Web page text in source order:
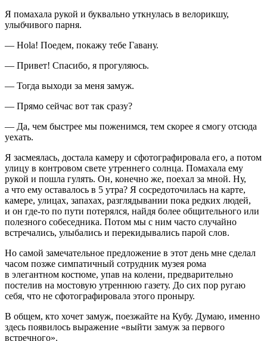
Я помахала рукой и буквально уткнулась в велорикшу,
улыбчивого парня.
— Hola! Поедем, покажу тебе Гавану.
— Привет! Спасибо, я прогуляюсь.
— Тогда выходи за меня замуж.
— Прямо сейчас вот так сразу?
— Да, чем быстрее мы поженимся, тем скорее я смогу отсюда
уехать.
Я засмеялась, достала камеру и сфотографировала его, а потом
улицу в контровом свете утреннего солнца. Помахала ему
рукой и пошла гулять. Он, конечно же, поехал за мной. Ну,
а что ему оставалось в 5 утра? Я сосредоточилась на карте,
камере, улицах, запахах, разглядывании пока редких людей,
и он где-то по пути потерялся, найдя более общительного или
полезного собеседника. Потом мы с ним часто случайно
встречались, улыбались и перекидывались парой слов.
Но самой замечательное предложение в этот день мне сделал
часом позже симпатичный сотрудник музея рома
в элегантном костюме, упав на колени, предварительно
постелив на мостовую утреннюю газету. До сих пор ругаю
себя, что не сфотографировала этого проныру.
В общем, кто хочет замуж, поезжайте на Кубу. Думаю, именно
здесь появилось выражение «выйти замуж за первого
встречного».